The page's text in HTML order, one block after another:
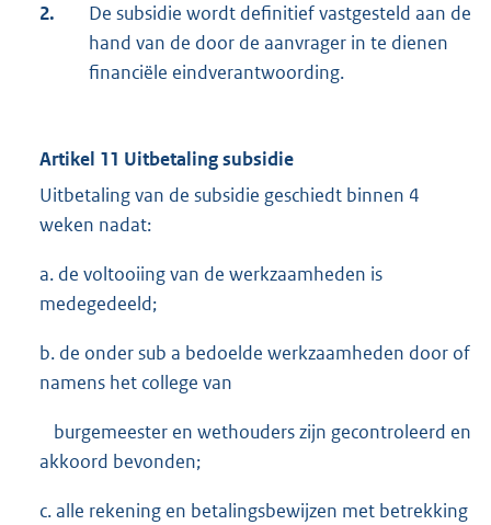
2.
De subsidie wordt definitief vastgesteld aan de
hand van de door de aanvrager in te dienen
financiële eindverantwoording.
Artikel 11 Uitbetaling subsidie
Uitbetaling van de subsidie geschiedt binnen 4
weken nadat:
a. de voltooiing van de werkzaamheden is
medegedeeld;
b. de onder sub a bedoelde werkzaamheden door of
namens het college van
burgemeester en wethouders zijn gecontroleerd en
akkoord bevonden;
c. alle rekening en betalingsbewijzen met betrekking